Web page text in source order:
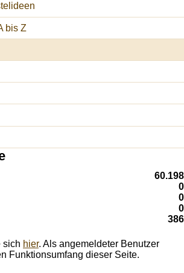
bis Z
60.198
0
0
0
386
sich hier. Als angemeldeter Benutzer
Funktionsumfang dieser Seite.